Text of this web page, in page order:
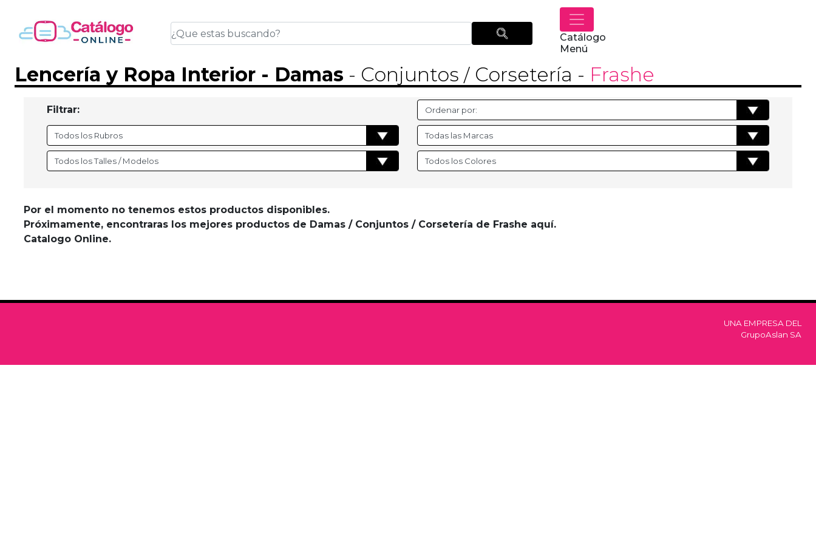
Catálogo
Menú
Lencería y Ropa Interior - Damas - Conjuntos / Corsetería - Frashe
Filtrar:
Por el momento no tenemos estos productos disponibles.
Próximamente, encontraras los mejores productos de Damas / Conjuntos / Corsetería de Frashe aquí.
Catalogo Online.
UNA EMPRESA DEL
GrupoAslan SA